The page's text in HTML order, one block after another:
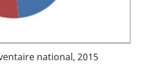
national, 2015